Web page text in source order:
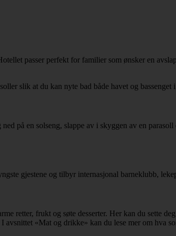
passer perfekt for familier som ønsker en
slik at du kan nyte bad både havet og bassenget
på en solseng, slappe av i skyggen av en
gjestene og tilbyr internasjonal barneklubb,
retter, frukt og søte desserter. Her kan du sette
«Mat og drikke» kan du lese mer om hva